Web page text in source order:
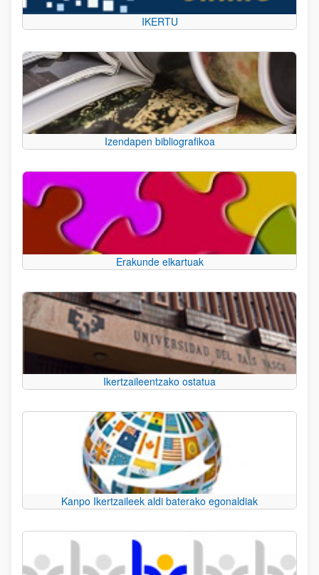
IKERTU
Izendapen bibliografikoa
Erakunde elkartuak
Ikertzaileentzako ostatua
Kanpo Ikertzaileek aldi baterako egonaldiak